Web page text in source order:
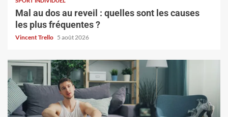
Mal au dos au reveil : quelles sont les causes
les plus fréquentes ?
Vincent Trello 5 août 2026